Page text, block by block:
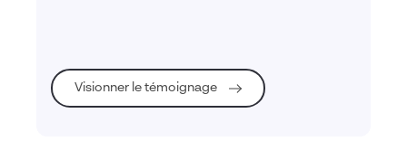
Visionner le témoignage